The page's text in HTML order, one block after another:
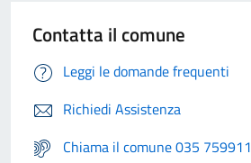
Contatta il comune
Leggi le domande frequenti
Richiedi Assistenza
Chiama il comune 035 759911